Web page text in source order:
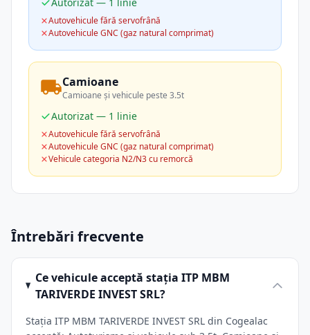
Autovehicule fără servofrână
Autovehicule GNC (gaz natural comprimat)
Camioane
Camioane și vehicule peste 3.5t
Autorizat — 1 linie
Autovehicule fără servofrână
Autovehicule GNC (gaz natural comprimat)
Vehicule categoria N2/N3 cu remorcă
Întrebări frecvente
Ce vehicule acceptă stația ITP MBM
TARIVERDE INVEST SRL?
Stația ITP MBM TARIVERDE INVEST SRL din Cogealac